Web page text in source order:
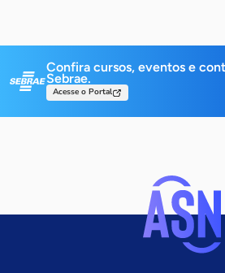
Confira cursos, eventos e
Sebrae.
Acesse o Portal